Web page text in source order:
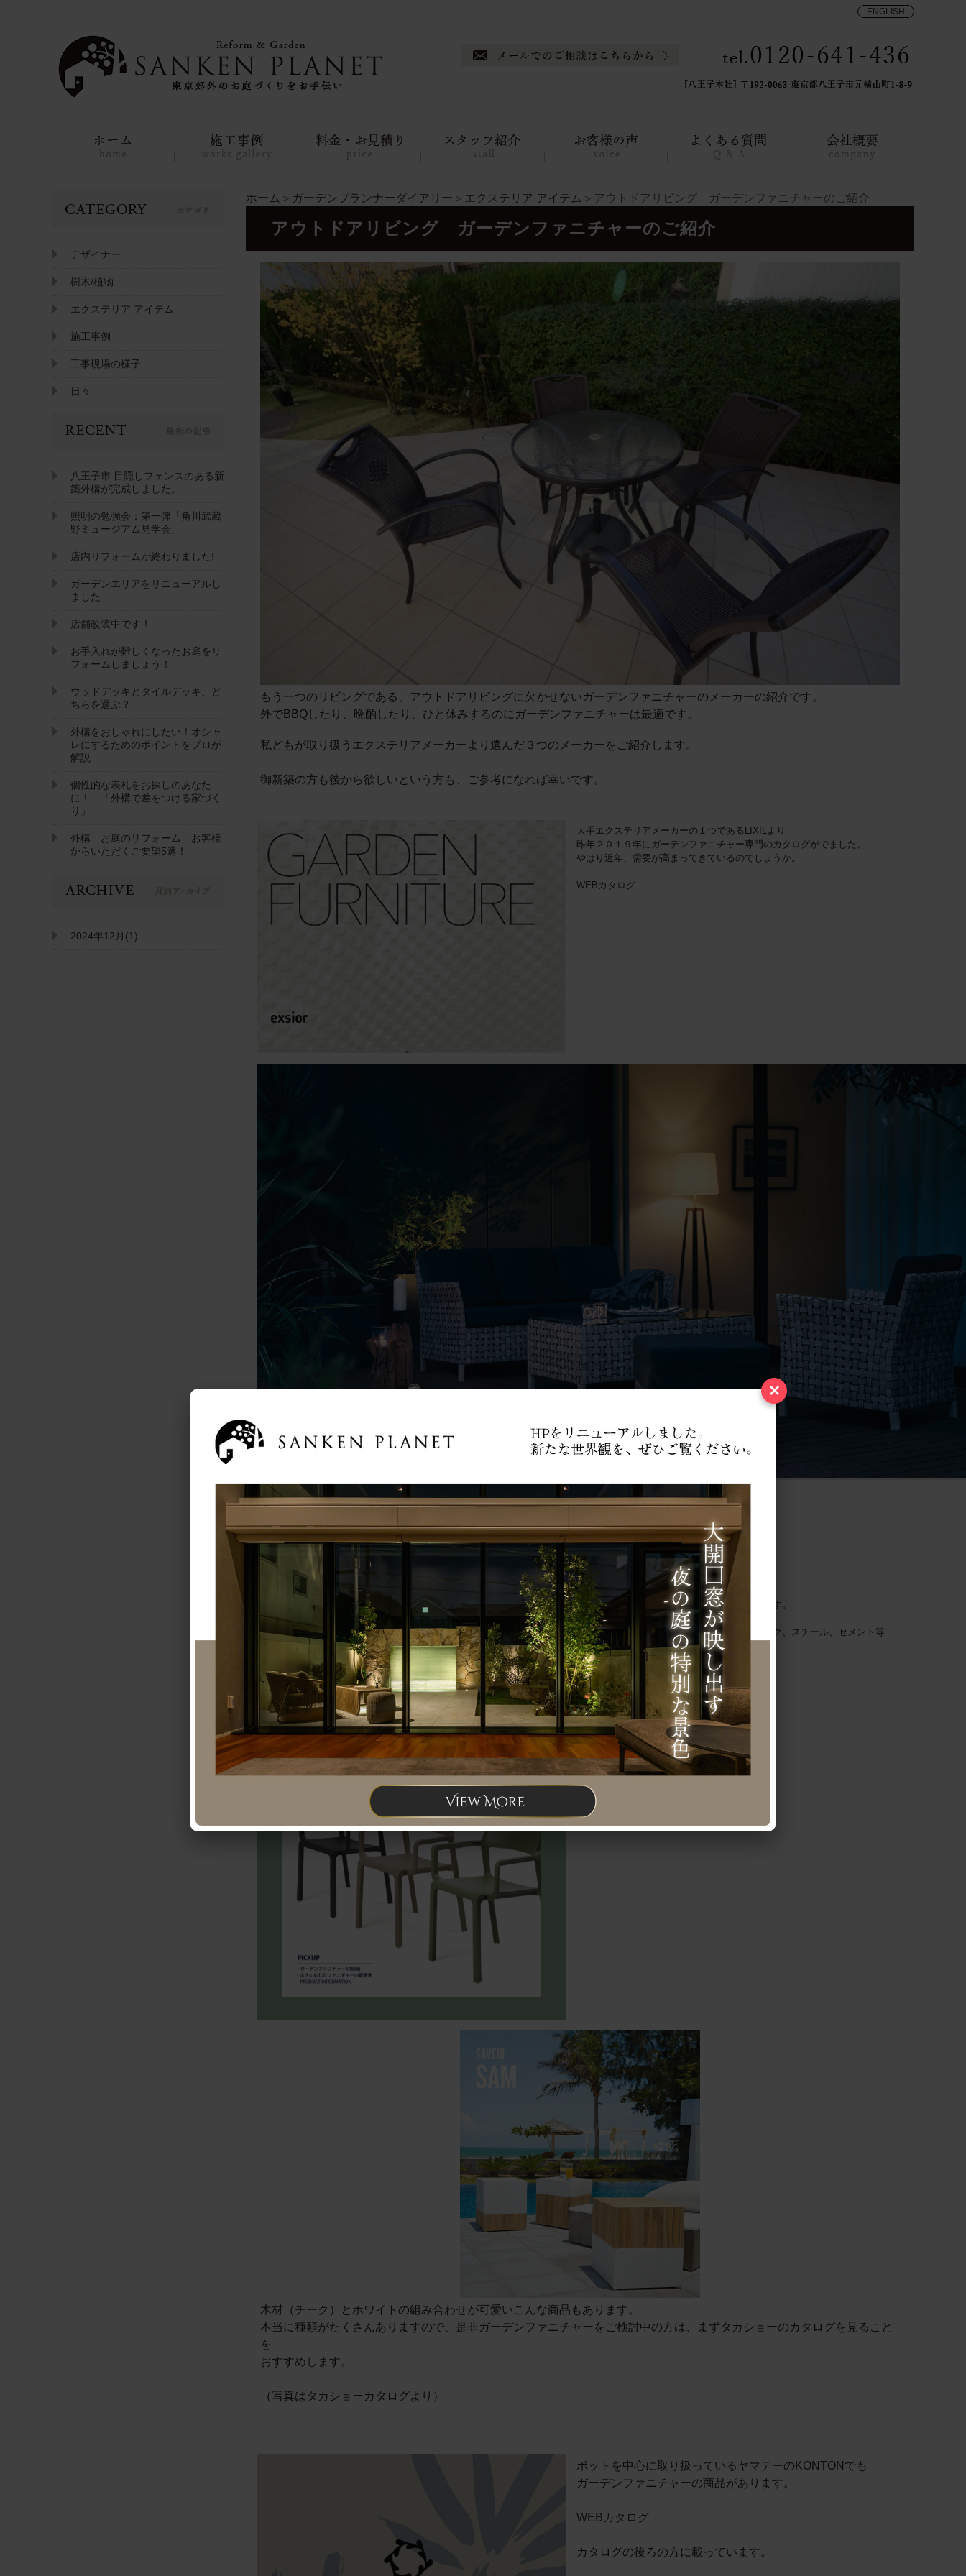
ENGLISH
ホーム ＞ ガーデンプランナーダイアリー ＞ エクステリア アイテム ＞アウトドアリビング ガーデンファニチャーのご紹介
アウトドアリビング ガーデンファニチャーのご紹介
もう一つのリビングである、アウトドアリビングに欠かせないガーデンファニチャーのメーカーの紹介です。
外でBBQしたり、晩酌したり、ひと休みするのにガーデンファニチャーは最適です。
私どもが取り扱うエクステリアメーカーより選んだ３つのメーカーをご紹介します。
御新築の方も後から欲しいという方も、ご参考になれば幸いです。
大手エクステリアメーカーの１つであるLIXILより
昨年２０１９年にガーデンファニチャー専門のカタログがでました。
やはり近年、需要が高まってきているのでしょうか。
WEBカタログ
素材は耐候性の高い人工ラタンでできています。
１人掛け用チェアから３人掛けまで、テーブルまでシリーズででています。
種類はまだ少ないですが、大手メーカーの安心感がポイントの１つです
（写真はLIXILカタログより）
次にタカショーの紹介です。
ガーデンファニチャーの種類がとにかく豊富です。
人工ラタンはもちろん、ウッドや、プラスチック、スチール、セメント等
様々な素材の
ファニチャーを取り扱っています。
WEBカタログ
木材（チーク）とホワイトの組み合わせが可愛いこんな商品もあります。
本当に種類がたくさんありますので、是非ガーデンファニチャーをご検討中の方は、まずタカショーのカタログを見ること
を
おすすめします。
（写真はタカショーカタログより）
ポットを中心に取り扱っているヤマテーのKONTONでも
ガーデンファニチャーの商品があります。
WEBカタログ
カタログの後ろの方に載っています。
デザイナー
樹木/植物
エクステリア アイテム
施工事例
工事現場の様子
日々
八王子市 目隠しフェンスのある新
築外構が完成しました。
照明の勉強会：第一弾「角川武蔵
野ミュージアム見学会」
店内リフォームが終わりました!
ガーデンエリアをリニューアルし
ました
店舗改装中です！
お手入れが難しくなったお庭をリ
フォームしましょう！
ウッドデッキとタイルデッキ、ど
ちらを選ぶ？
外構をおしゃれにしたい！オシャ
レにするためのポイントをプロが
解説
個性的な表札をお探しのあなた
に！ 「外構で差をつける家づく
り」
外構 お庭のリフォーム お客様
からいただくご要望5選！
2024年12月(1)
×